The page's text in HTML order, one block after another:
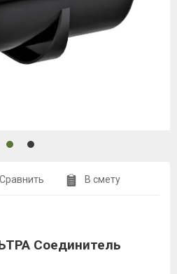
Сравнить В смету
Соединитель